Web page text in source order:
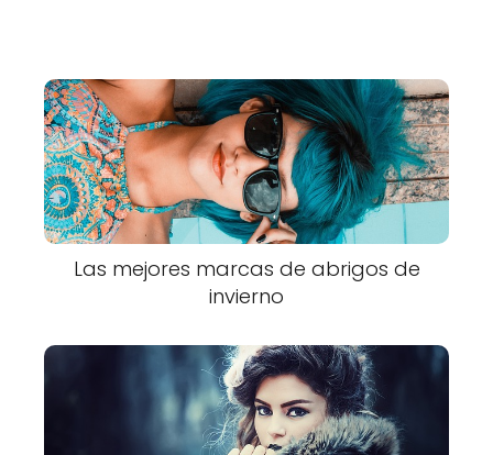
Las mejores marcas de abrigos de
invierno